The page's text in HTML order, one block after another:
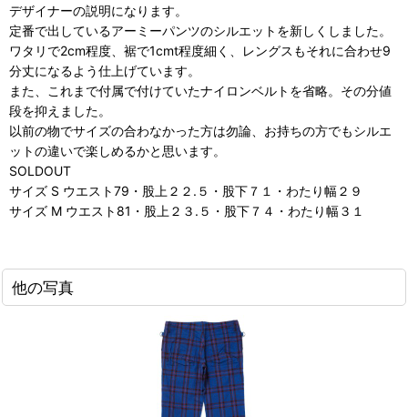
デザイナーの説明になります。
定番で出しているアーミーパンツのシルエットを新しくしました。
ワタリで2cm程度、裾で1cmt程度細く、レングスもそれに合わせ9
分丈になるよう仕上げています。
また、これまで付属で付けていたナイロンベルトを省略。その分値
段を抑えました。
以前の物でサイズの合わなかった方は勿論、お持ちの方でもシルエ
ットの違いで楽しめるかと思います。
SOLDOUT
サイズ S ウエスト79・股上２２.５・股下７１・わたり幅２９
サイズ M ウエスト81・股上２３.５・股下７４・わたり幅３１
他の写真